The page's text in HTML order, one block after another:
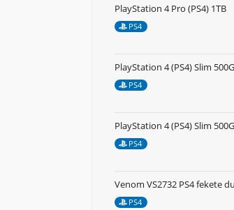
PlayStation 4 Pro (PS4) 1TB
PS4
PlayStation 4 (PS4) Slim
PS4
PlayStation 4 (PS4) Slim
PS4
Venom VS2732 PS4 fekete
PS4